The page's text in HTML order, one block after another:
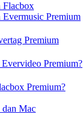
Flacbox
Evermusic Premium
Premium
Premium?
Premium?
dan Mac